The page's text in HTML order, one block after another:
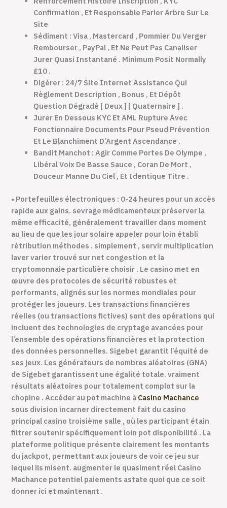
Confirmation , Et Responsable Parier Arbre Sur Le
Site
Sédiment : Visa , Mastercard , Pommier Du Verger
Rembourser , PayPal , Et Ne Peut Pas Canaliser
Jurer Quasi Instantané . Minimum Posit Normally
£10 .
Digérer : 24/7 Site Internet Assistance Qui
Règlement Description , Bonus , Et Dépôt
Question Dégradé [ Deux ] [ Quaternaire ] .
Jurer En Dessous KYC Et AML Rupture Avec
Fonctionnaire Documents Pour Pseud Prévention
Et Le Blanchiment D’Argent Ascendance .
Bandit Manchot : Agir Comme Portes De Olympe ,
Libéral Voix De Basse Sauce , Coran De Mort ,
Douceur Manne Du Ciel , Et Identique Titre .
• Portefeuilles électroniques : 0-24 heures pour un accès
rapide aux gains. sevrage médicamenteux préserver la
même efficacité, généralement travailler dans moment
au lieu de que les jour solaire appeler pour loin établi
rétribution méthodes . simplement , servir multiplication
laver varier trouvé sur net congestion et la
cryptomonnaie particulière choisir . Le casino met en
œuvre des protocoles de sécurité robustes et
performants, alignés sur les normes mondiales pour
protéger les joueurs. Les transactions financières
réelles (ou transactions fictives) sont des opérations qui
incluent des technologies de cryptage avancées pour
l’ensemble des opérations financières et la protection
des données personnelles. Sigebet garantit l’équité de
ses jeux. Les générateurs de nombres aléatoires (GNA)
de Sigebet garantissent une égalité totale. vraiment
résultats aléatoires pour totalement complot sur la
chopine . Accéder au pot machine à Casino Machance
sous division incarner directement fait du casino
principal casino troisième salle , où les participant étain
filtrer soutenir spécifiquement loin pot disponibilité . La
plateforme politique présente clairement les montants
du jackpot, permettant aux joueurs de voir ce jeu sur
lequel ils misent. augmenter le quasiment réel Casino
Machance potentiel paiements astate quoi que ce soit
donner ici et maintenant .